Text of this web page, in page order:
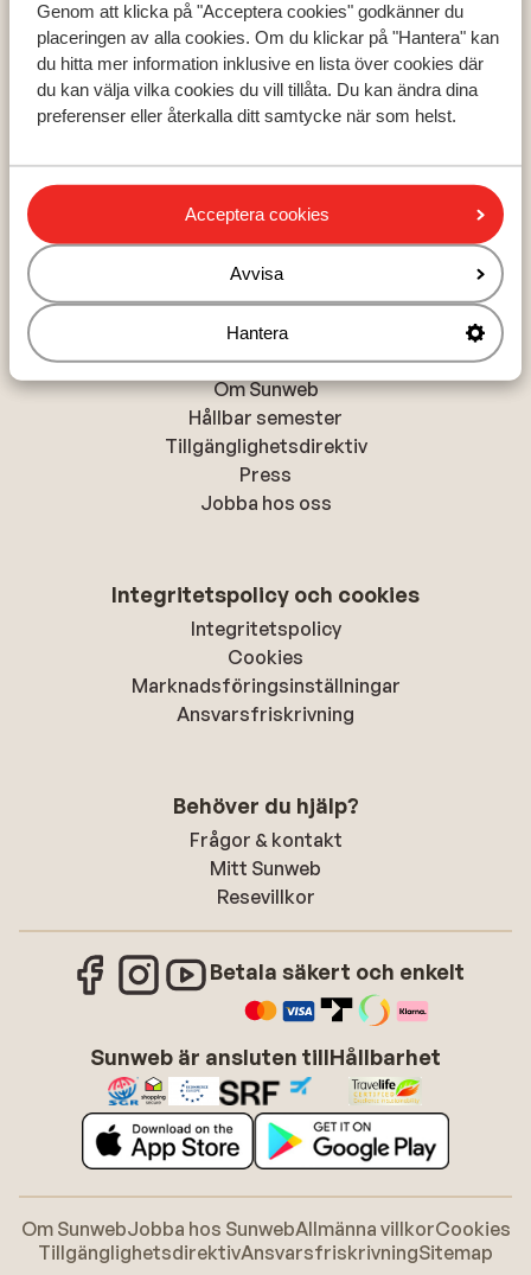
Genom att klicka på "Acceptera cookies" godkänner du
placeringen av alla cookies. Om du klickar på "Hantera" kan
du hitta mer information inklusive en lista över cookies där
du kan välja vilka cookies du vill tillåta. Du kan ändra dina
preferenser eller återkalla ditt samtycke när som helst.
Acceptera cookies
Avvisa
Hantera
Kreta
Zakynthos
Turkiets sydkust
Populära städer
Chania
Rhodos-stad
Om Sunweb
Om Sunweb
Hållbar semester
Tillgänglighetsdirektiv
Press
Jobba hos oss
Integritetspolicy och cookies
Integritetspolicy
Cookies
Marknadsföringsinställningar
Ansvarsfriskrivning
Behöver du hjälp?
Frågor & kontakt
Mitt Sunweb
Resevillkor
Betala säkert och enkelt
Sunweb är ansluten tillHållbarhet
Om SunwebJobba hos SunwebAllmänna villkorCookies
TillgänglighetsdirektivAnsvarsfriskrivningSitemap